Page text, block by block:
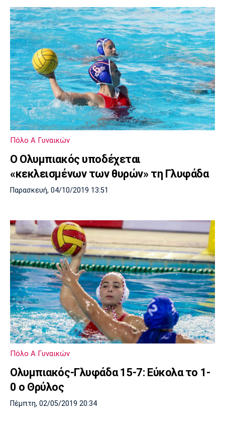
Πόλο Α Γυναικών
Ο Ολυμπιακός υποδέχεται
«κεκλεισμένων των θυρών» τη Γλυφάδα
Παρασκευή, 04/10/2019 13:51
Πόλο Α Γυναικών
Ολυμπιακός-Γλυφάδα 15-7: Εύκολα το 1-
0 ο Θρύλος
Πέμπτη, 02/05/2019 20:34